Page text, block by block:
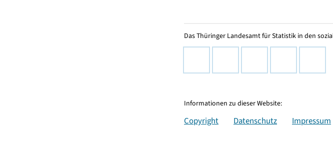
Das Thüringer Landesamt für Statistik in den
Informationen zu dieser Website:
Copyright Datenschutz Impressum